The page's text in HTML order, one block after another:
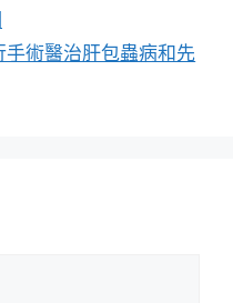
術醫治肝包蟲病和先